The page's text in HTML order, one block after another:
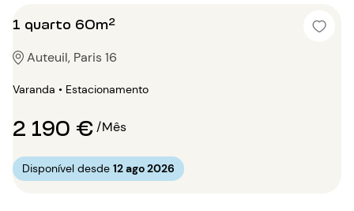
1 quarto 60m²
Auteuil, Paris 16
Varanda • Estacionamento
2 190 €/Mês
Disponível desde 12 ago 2026